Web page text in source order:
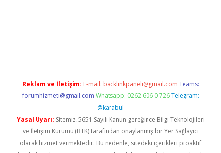
Reklam ve İletişim: E-mail: backlinkpaneli@gmail.com Teams:
forumhizmeti@gmail.com Whatsapp: 0262 606 0 726 Telegram:
@karabul
Yasal Uyarı: Sitemiz, 5651 Sayılı Kanun gereğince Bilgi Teknolojileri
ve İletişim Kurumu (BTK) tarafından onaylanmış bir Yer Sağlayıcı
olarak hizmet vermektedir. Bu nedenle, sitedeki içerikleri proaktif